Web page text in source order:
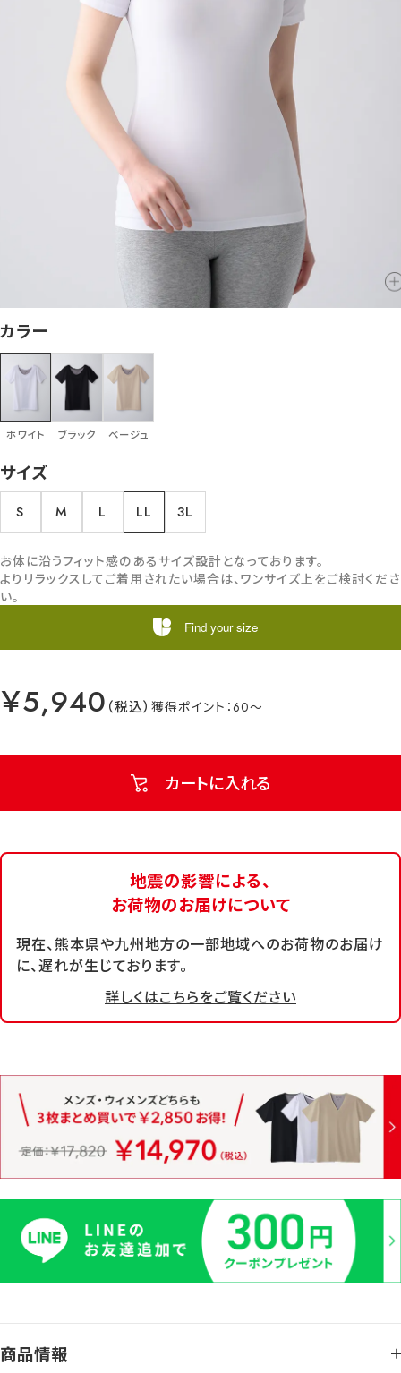
カラー
ホワイト ブラック ベージュ
サイズ
S M L LL 3L
￥5,940 60
カートに入れる
お体に沿うフィット感のあるサイズ設計となっております。
よりリラックスしてご着用されたい場合は、ワンサイズ上をご検討くださ
い。
Find your size
地震の影響による、
お荷物のお届けについて
現在、熊本県や九州地方の一部地域へのお荷物のお届け
に、遅れが生じております。
詳しくはこちらをご覧ください
商品情報